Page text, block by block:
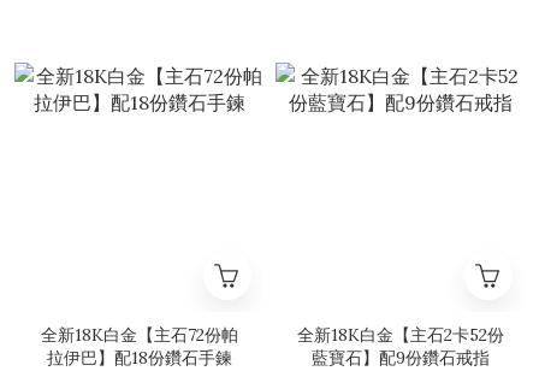
全新18K白金【主石72份帕
拉伊巴】配18份鑽石手鍊
全新18K白金【主石2卡52份
藍寶石】配9份鑽石戒指